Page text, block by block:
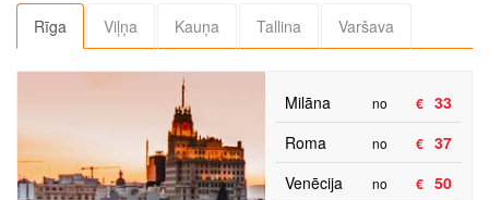
Rīga Viļņa Kauņa Tallina Varšava
Milāna no € 33
Roma
no € 37
Venēcija
no € 50